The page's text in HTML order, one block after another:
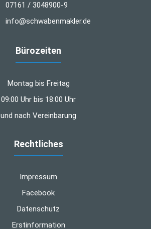
07161 / 3048900-9
info@schwabenmakler.de
Bürozeiten
Montag bis Freitag
09:00 Uhr bis 18:00 Uhr
und nach Vereinbarung
Rechtliches
Impressum
Facebook
Datenschutz
Erstinformation